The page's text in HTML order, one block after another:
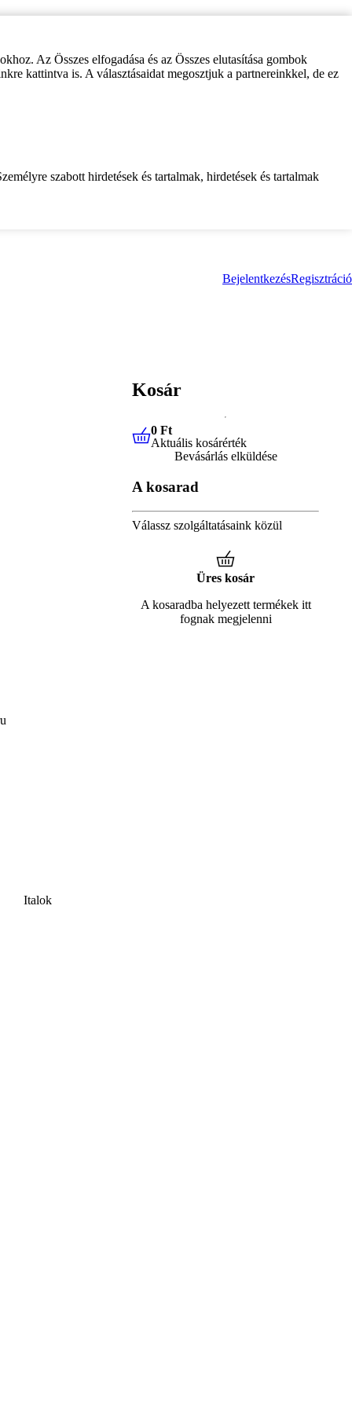
Az Összes elfogadása és az Összes elutasítása gombok
kattintva is. A választásaidat megosztjuk a partnereinkkel, de ez
szabott hirdetések és tartalmak, hirdetések és tartalmak
BejelentkezésRegisztráció
Italok
Kosár
0 FtAktuális kosárérték
0 Ft
Aktuális kosárérték
Bevásárlás elküldése
A kosarad
Válassz szolgáltatásaink közül
Üres kosár
A kosaradba helyezett termékek itt
fognak megjelenni